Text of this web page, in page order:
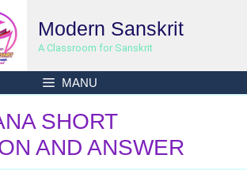
Modern Sanskrit
A Classroom for Sanskrit
MANU
SHORT
AND ANSWER